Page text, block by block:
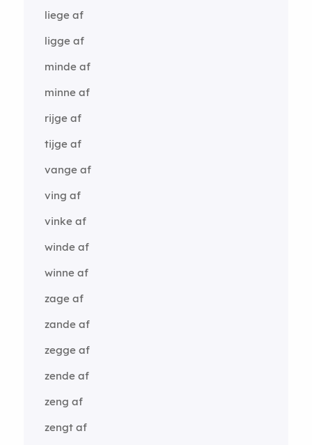
liege af
ligge af
minde af
minne af
rijge af
tijge af
vange af
ving af
vinke af
winde af
winne af
zage af
zande af
zegge af
zende af
zeng af
zengt af